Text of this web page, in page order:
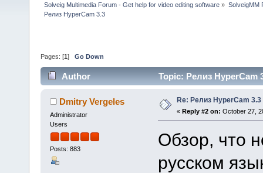
Solveig Multimedia Forum - Get help for video editing software » SolveigMM
Релиз HyperCam 3.3
Pages: [1 ] Go Down
Author Topic: Релиз HyperCam
Dmitry Vergeles
Administrator
Users
Posts: 883
Re: Релиз HyperCam 3.3
« Reply #2 on: October 27,
Обзор, что
русском